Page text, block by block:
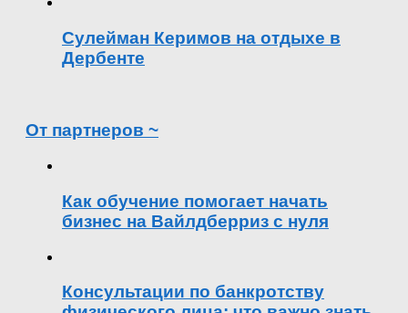
Сулейман Керимов на отдыхе в
Дербенте
От партнеров ~
Как обучение помогает начать
бизнес на Вайлдберриз с нуля
Консультации по банкротству